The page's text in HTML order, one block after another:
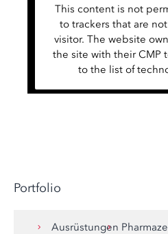
This content is not
to trackers that are
visitor. The website
the site with their CMP
to the list of
Portfolio
Ausrüstungen